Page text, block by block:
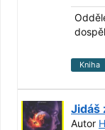
Kniha
Jidáš
Autor